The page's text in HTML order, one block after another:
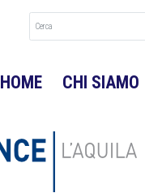
HOME CHI SIAMO